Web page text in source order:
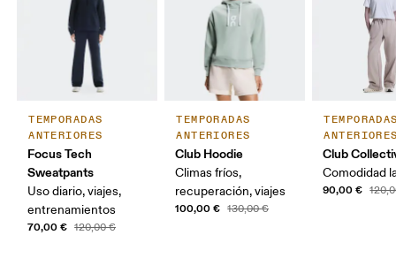
TEMPORADAS
ANTERIORES
Focus Tech
Sweatpants
Uso diario, viajes,
entrenamientos
70,00 € 120,00 €
TEMPORADAS
ANTERIORES
Club Hoodie
Climas fríos,
recuperación, viajes
100,00 € 130,00 €
Club
Comodidad
90,00 €